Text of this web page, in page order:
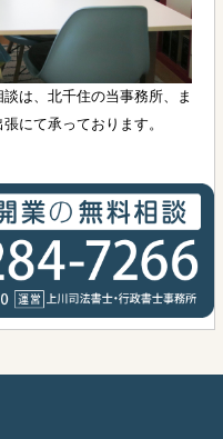
は、北千住の当事務所、ま
にて承っております。